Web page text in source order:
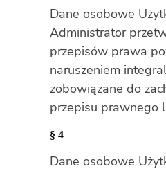
Dane osobowe
Administrator
przepisów prawa
naruszeniem
zobowiązane do
przepisu prawnego
§ 4
Dane osobowe